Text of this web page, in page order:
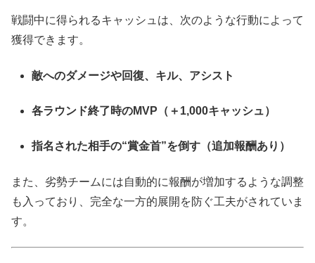
戦闘中に得られるキャッシュは、次のような行動によって
獲得できます。
敵へのダメージや回復、キル、アシスト
各ラウンド終了時のMVP（＋1,000キャッシュ）
指名された相手の“賞金首”を倒す（追加報酬あり）
また、劣勢チームには自動的に報酬が増加するような調整
も入っており、完全な一方的展開を防ぐ工夫がされていま
す。